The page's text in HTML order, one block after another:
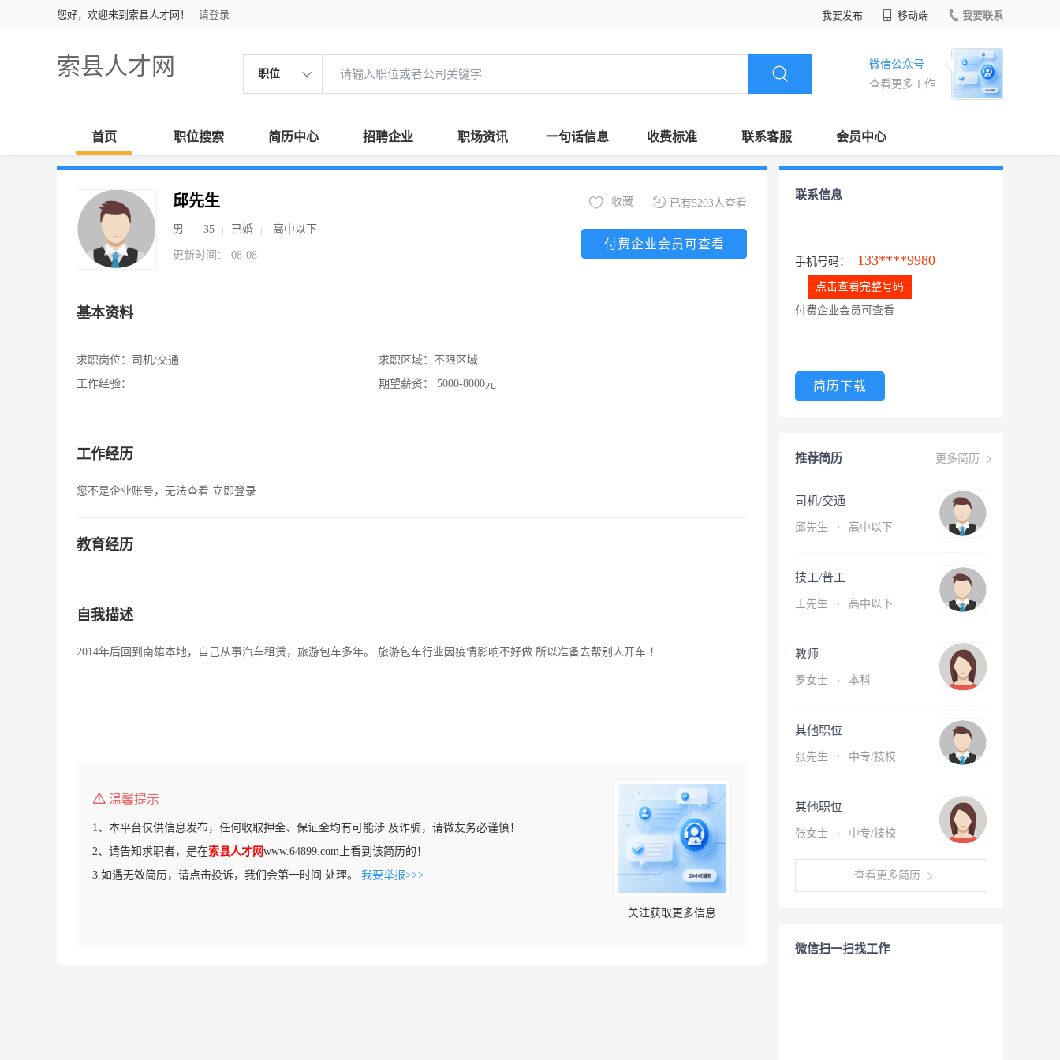
您好，欢迎来到索县人才网！ 请登录 我要发布 移动端 我要联系
索县人才网 职位
微信公众号
查看更多工作
首页 职位搜索 简历中心 招聘企业 职场资讯 一句话信息 收费标准 联系客服 会员中心
邱先生
男 35 已婚 高中以下
更新时间： 08-08
已有5203人查看
收藏
付费企业会员可查看
基本资料
求职岗位： 司机/交通
工作经验：
求职区域： 不限区域
期望薪资：
5000-8000元
工作经历
您不是企业账号，无法查看 立即登录
教育经历
自我描述
2014年后回到南雄本地，自己从事汽车租赁，旅游包车多年。 旅游包车行业因疫情影响不好做 所以准备去帮别人开车 ！
温馨提示
1、本平台仅供信息发布，任何收取押金、保证金均有可能涉 及诈骗，请微友务必谨慎！
2、请告知求职者，是在索县人才网www.64899.com上看到该简历的！
3.如遇无效简历，请点击投诉，我们会第一时间 处理。 我要举报>>>
关注获取更多信息
联系信息
手机号码： 133****9980
点击查看完整号码
付费企业会员可查看
简历下载
更多简历
推荐简历
司机/交通
邱先生 · 高中以下
技工/普工
王先生 · 高中以下
教师
罗女士 · 本科
其他职位
张先生 · 中专/技校
其他职位
张女士 · 中专/技校
查看更多简历
微信扫一扫找工作